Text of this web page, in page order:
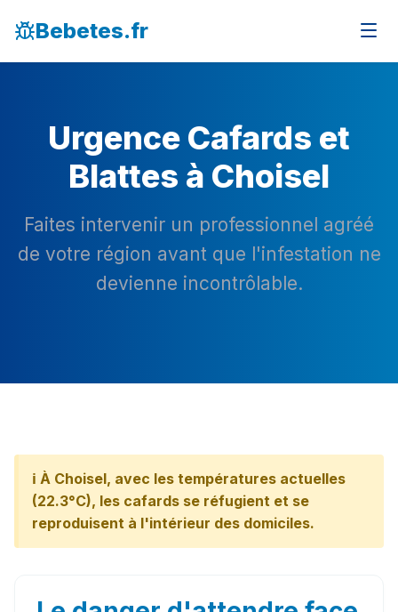
Bebetes.fr
Urgence Cafards et
Blattes à Choisel
Faites intervenir un professionnel agréé
de votre région avant que l'infestation ne
devienne incontrôlable.
ℹ️ À Choisel, avec les températures actuelles
(22.3°C), les cafards se réfugient et se
reproduisent à l'intérieur des domiciles.